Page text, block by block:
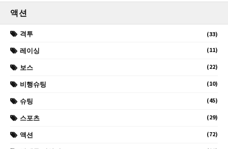
액션
격투 (33)
레이싱 (11)
보스 (22)
비행슈팅 (10)
슈팅 (45)
스포츠 (29)
액션 (72)